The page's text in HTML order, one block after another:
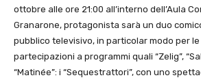
ottobre alle ore 21:00 all’interno dell’Aula
Granarone, protagonista sarà un duo
pubblico televisivo, in particolar modo per
partecipazioni a programmi quali “Zelig”,
“Matinée”: i “Sequestrattori”, con uno